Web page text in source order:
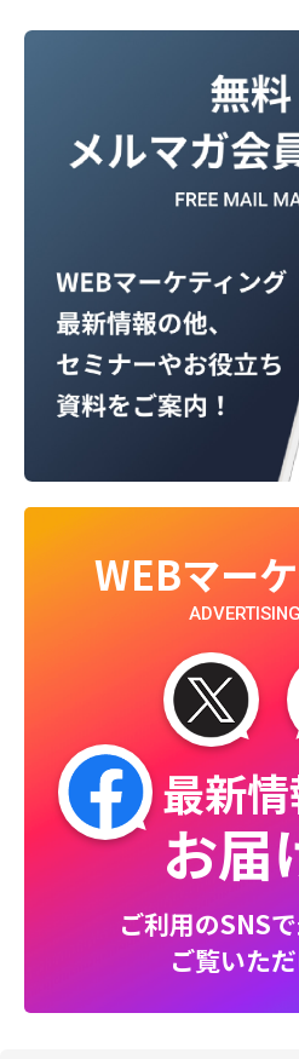
WEBマー
最新
お届
ご利用のSNS
ご覧いた